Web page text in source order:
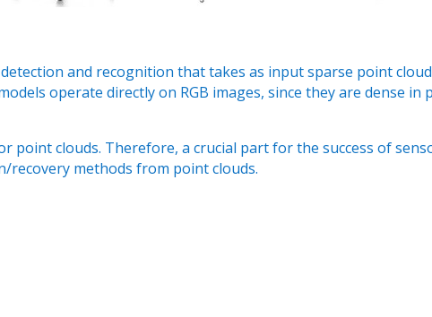
and recognition that takes as input sparse point
operate directly on RGB images, since they are dense
point clouds. Therefore, a crucial part for the success of
recovery methods from point clouds.